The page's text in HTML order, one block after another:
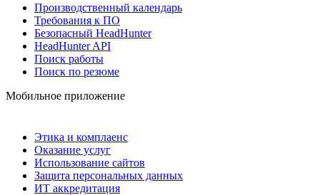
Производственный календарь
Требования к ПО
Безопасный HeadHunter
HeadHunter API
Поиск работы
Поиск по резюме
Мобильное приложение
Этика и комплаенс
Оказание услуг
Использование сайтов
Защита персональных данных
ИТ аккредитация